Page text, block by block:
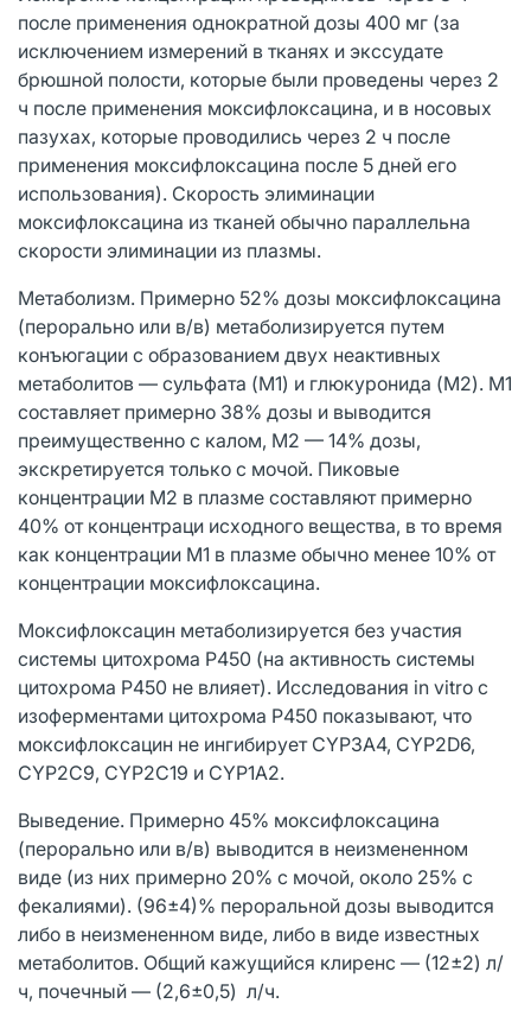
после применения однократной дозы 400 мг (за
исключением измерений в тканях и экссудате
брюшной полости, которые были проведены через 2
ч после применения моксифлоксацина, и в носовых
пазухах, которые проводились через 2 ч после
применения моксифлоксацина после 5 дней его
использования). Скорость элиминации
моксифлоксацина из тканей обычно параллельна
скорости элиминации из плазмы.
Метаболизм. Примерно 52% дозы моксифлоксацина
(перорально или в/в) метаболизируется путем
конъюгации с образованием двух неактивных
метаболитов — сульфата (M1) и глюкуронида (M2). М1
составляет примерно 38% дозы и выводится
преимущественно с калом, М2 — 14% дозы,
экскретируется только с мочой. Пиковые
концентрации M2 в плазме составляют примерно
40% от концентраци исходного вещества, в то время
как концентрации M1 в плазме обычно менее 10% от
концентрации моксифлоксацина.
Моксифлоксацин метаболизируется без участия
системы цитохрома Р450 (на активность системы
цитохрома P450 не влияет). Исследования in vitro с
изоферментами цитохрома P450 показывают, что
моксифлоксацин не ингибирует CYP3A4, CYP2D6,
CYP2C9, CYP2C19 и CYP1A2.
Выведение. Примерно 45% моксифлоксацина
(перорально или в/в) выводится в неизмененном
виде (из них примерно 20% с мочой, около 25% с
фекалиями). (96±4)% пероральной дозы выводится
либо в неизмененном виде, либо в виде известных
метаболитов. Общий кажущийся клиренс — (12±2) л/
ч, почечный — (2,6±0,5) л/ч.